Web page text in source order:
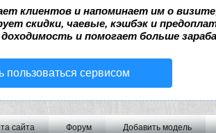
клиентов и напоминает им о
скидки, чаевые, кэшбэк и
и помогает больше
пользоваться сервисом
сайта Форум Добавить модель